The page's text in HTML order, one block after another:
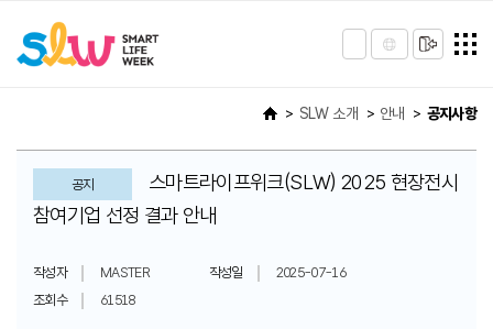
SLW 소개 안내 공지사항
공지
스마트라이프위크(SLW) 2025 현장전시
참여기업 선정 결과 안내
작성자 MASTER 작성일
2025-07-16
조회수
61518